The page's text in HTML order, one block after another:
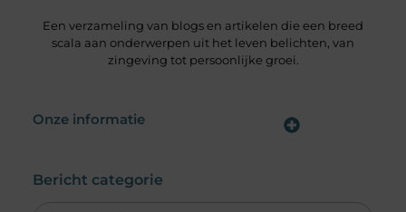
Een verzameling van blogs en artikelen die een breed
scala aan onderwerpen uit het leven belichten, van
zingeving tot persoonlijke groei.
Onze informatie
Bericht categorie